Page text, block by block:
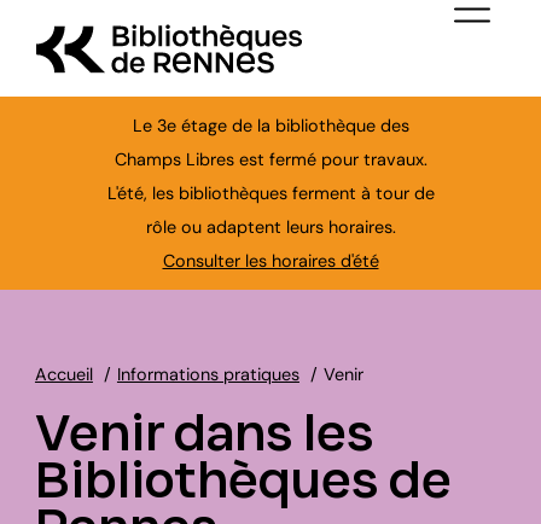
Le 3e étage de la bibliothèque des
Champs Libres est fermé pour travaux.
L'été, les bibliothèques ferment à tour de
rôle ou adaptent leurs horaires.
Consulter les horaires d'été
Menu de
Accueil Informations pratiques Venir
Venir dans les
Bibliothèques de